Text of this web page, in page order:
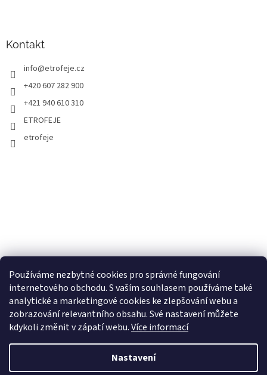
Používáme nezbytné cookies pro správné fungování
internetového obchodu. S vaším souhlasem používáme také
analytické a marketingové cookies ke zlepšování webu a
zobrazování relevantního obsahu. Své nastavení můžete
kdykoli změnit v zápatí webu.Více informací
Nastavení
Kontakt
info@etrofeje.cz
+420 607 282 900
+421 940 610 310
ETROFEJE
etrofeje